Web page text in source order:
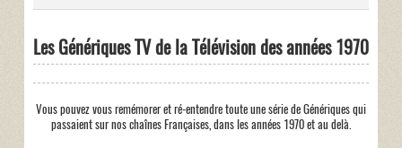
Les Génériques TV de la Télévision des années 1970
Vous pouvez vous remémorer et ré-entendre toute une série de Génériques qui
passaient sur nos chaînes Françaises, dans les années 1970 et au delà.